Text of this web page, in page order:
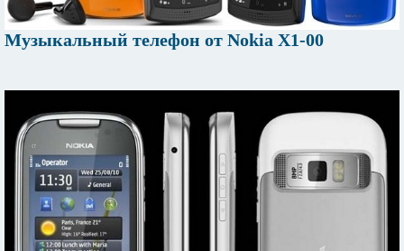
Музыкальный телефон от Nokia X1-00